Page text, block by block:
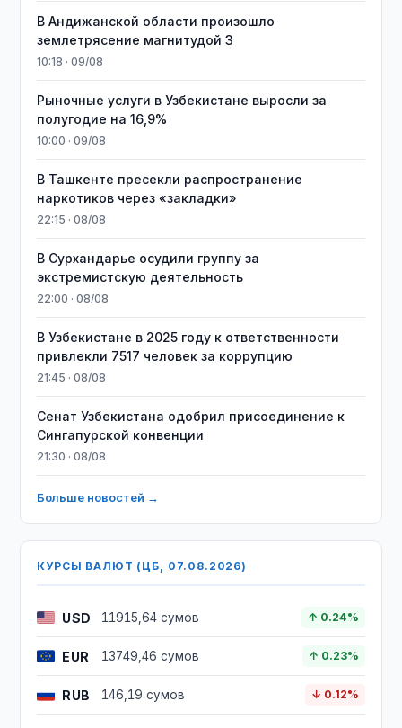
В Андижанской области произошло
землетрясение магнитудой 3
10:18 · 09/08
Рыночные услуги в Узбекистане выросли за
полугодие на 16,9%
10:00 · 09/08
В Ташкенте пресекли распространение
наркотиков через «закладки»
22:15 · 08/08
В Сурхандарье осудили группу за
экстремистскую деятельность
22:00 · 08/08
В Узбекистане в 2025 году к ответственности
привлекли 7517 человек за коррупцию
21:45 · 08/08
Сенат Узбекистана одобрил присоединение к
Сингапурской конвенции
21:30 · 08/08
Больше новостей →
КУРСЫ ВАЛЮТ (ЦБ, 07.08.2026)
USD 11915,64 сумов ↑ 0.24%
EUR 13749,46 сумов ↑ 0.23%
RUB 146,19 сумов ↓ 0.12%